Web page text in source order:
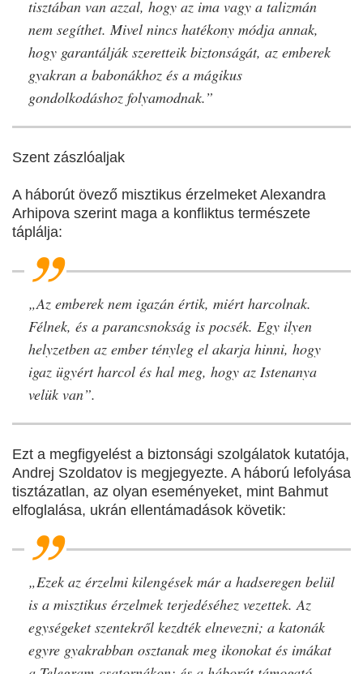
tisztában van azzal, hogy az ima vagy a talizmán
nem segíthet. Mivel nincs hatékony módja annak,
hogy garantálják szeretteik biztonságát, az emberek
gyakran a babonákhoz és a mágikus
gondolkodáshoz folyamodnak.”
Szent zászlóaljak
A háborút övező misztikus érzelmeket Alexandra
Arhipova szerint maga a konfliktus természete
táplálja:
„Az emberek nem igazán értik, miért harcolnak.
Félnek, és a parancsnokság is pocsék. Egy ilyen
helyzetben az ember tényleg el akarja hinni, hogy
igaz ügyért harcol és hal meg, hogy az Istenanya
velük van”.
Ezt a megfigyelést a biztonsági szolgálatok kutatója,
Andrej Szoldatov is megjegyezte. A háború lefolyása
tisztázatlan, az olyan eseményeket, mint Bahmut
elfoglalása, ukrán ellentámadások követik:
„Ezek az érzelmi kilengések már a hadseregen belül
is a misztikus érzelmek terjedéséhez vezettek. Az
egységeket szentekről kezdték elnevezni; a katonák
egyre gyakrabban osztanak meg ikonokat és imákat